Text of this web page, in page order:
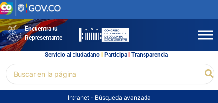
Ir
al
contenidoEncuentra tu
Representante
Servicio al ciudadano l Participal Transparencia
por:
Intranet - Búsqueda avanzada